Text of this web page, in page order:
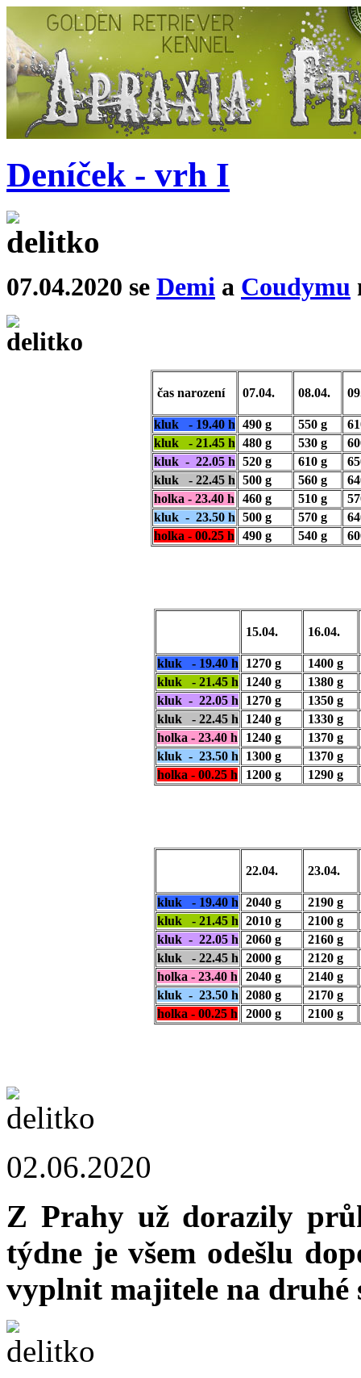
Deníček - vrh I
07.04.2020 se Demi a Coudymu
čas narození 07.04. 08.04.
kluk - 19.40 h 490 g 550 g
kluk - 21.45 h 480 g 530 g
kluk - 22.05 h 520 g 610 g
kluk - 22.45 h 500 g 560 g
holka - 23.40 h
460 g 510 g
kluk - 23.50 h 500 g 570 g
holka - 00.25 h
490 g 540 g
15.04. 16.04.
kluk - 19.40 h 1270 g
1400 g
kluk - 21.45 h
1240 g
1380 g
kluk - 22.05 h
1270 g
1350 g
kluk - 22.45 h
1240 g
1330 g
holka - 23.40 h
1240 g
1370 g
kluk - 23.50 h
1300 g
1370 g
holka - 00.25 h
1200 g 1290 g
22.04. 23.04.
kluk - 19.40 h 2040 g
2190 g
kluk - 21.45 h 2010 g
2100 g
kluk - 22.05 h 2060 g
2160 g
kluk - 22.45 h 2000 g
2120 g
holka - 23.40 h
2040 g
2140 g
kluk - 23.50 h 2080 g
2170 g
holka - 00.25 h
2000 g 2100 g
02.06.2020
Z Prahy už dorazily
týdne je všem odešlu
vyplnit majitele na druhé